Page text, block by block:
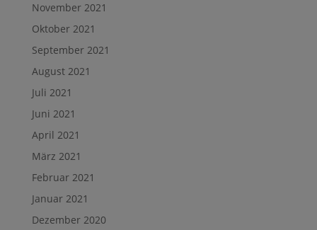
November 2021
Oktober 2021
September 2021
August 2021
Juli 2021
Juni 2021
April 2021
März 2021
Februar 2021
Januar 2021
Dezember 2020